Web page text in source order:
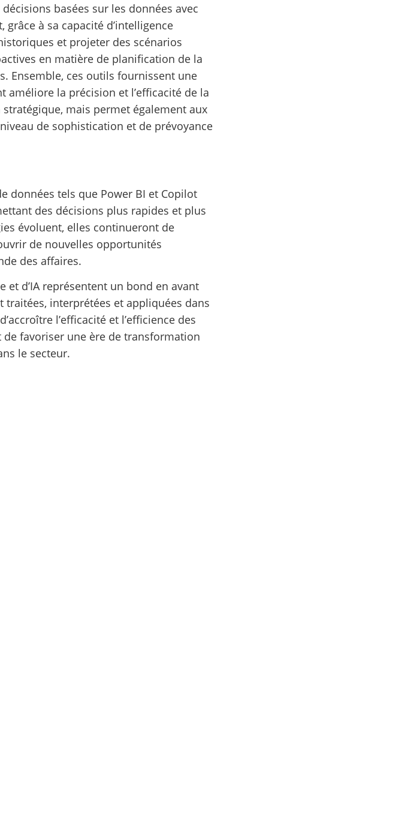
basées sur les données avec
grâce à sa capacité d’intelligence
et projeter des scénarios
en matière de planification de la
Ensemble, ces outils fournissent une
la précision et l’efficacité de la
mais permet également aux
de sophistication et de prévoyance
données tels que Power BI et Copilot
des décisions plus rapides et plus
évoluent, elles continueront de
de nouvelles opportunités
des affaires.
et d’IA représentent un bond en avant
interprétées et appliquées dans
l’efficacité et l’efficience des
favoriser une ère de transformation
le secteur.